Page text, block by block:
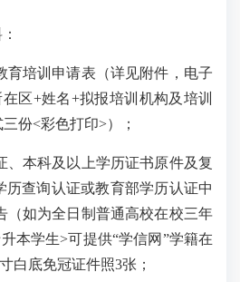
训申请表（详见附件，电子
区+姓名+拟报培训机构及培训
份<彩色打印>）；
科及以上学历证书原件及复
历查询认证或教育部学历认证中
（如为全日制普通高校在校三年
本学生>可提供“学信网”学籍在
白底免冠证件照3张；